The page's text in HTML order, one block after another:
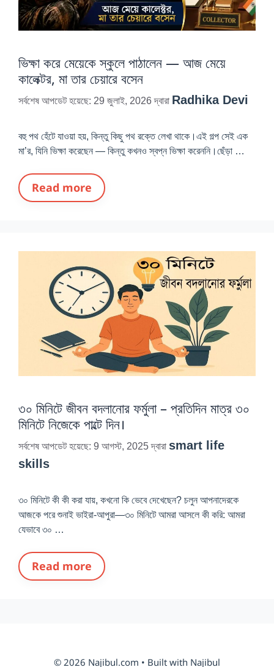
ভিক্ষা করে মেয়েকে স্কুলে পাঠালেন — আজ মেয়ে
কালেক্টর, মা তার চেয়ারে বসেন
সর্বশেষ আপডেট হয়েছে: 29 জুলাই, 2026দ্বারা Radhika Devi
বহু পথ হেঁটে যাওয়া হয়, কিন্তু কিছু পথ রক্তে লেখা থাকে।এই গল্প সেই এক
মা’র, যিনি ভিক্ষা করেছেন — কিন্তু কখনও স্বপ্ন ভিক্ষা করেননি।ছেঁড়া …
Read more
৩০ মিনিটে জীবন বদলানোর ফর্মুলা – প্রতিদিন মাত্র ৩০
মিনিটে নিজেকে পাল্টে দিন।
সর্বশেষ আপডেট হয়েছে: 9 আগস্ট, 2025দ্বারা smart life
skills
৩০ মিনিটে কী কী করা যায়, কখনো কি ভেবে দেখেছেন? চলুন আপনাদেরকে
আজকে পরে শুনাই ভাইরা-আপুরা—৩০ মিনিটে আমরা আসলে কী করি: ‎আমরা
যেভাবে ৩০ …
Read more
© 2026 Najibul.com • Built with Najibul